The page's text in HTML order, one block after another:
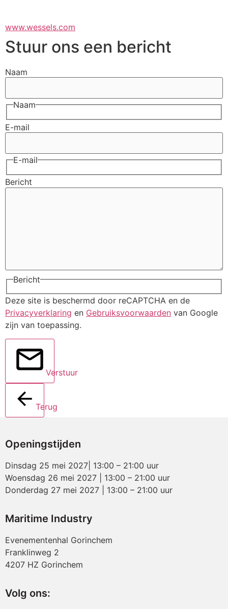
www.wessels.com
Stuur ons een bericht
Naam
Naam
E-mail
E-mail
Bericht
Bericht
Deze site is beschermd door reCAPTCHA en de
Privacyverklaring en Gebruiksvoorwaarden van Google
zijn van toepassing.
Verstuur
Terug
Openingstijden
Dinsdag 25 mei 2027| 13:00 – 21:00 uur
Woensdag 26 mei 2027 | 13:00 – 21:00 uur
Donderdag 27 mei 2027 | 13:00 – 21:00 uur
Maritime Industry
Evenementenhal Gorinchem
Franklinweg 2
4207 HZ Gorinchem
Volg ons: